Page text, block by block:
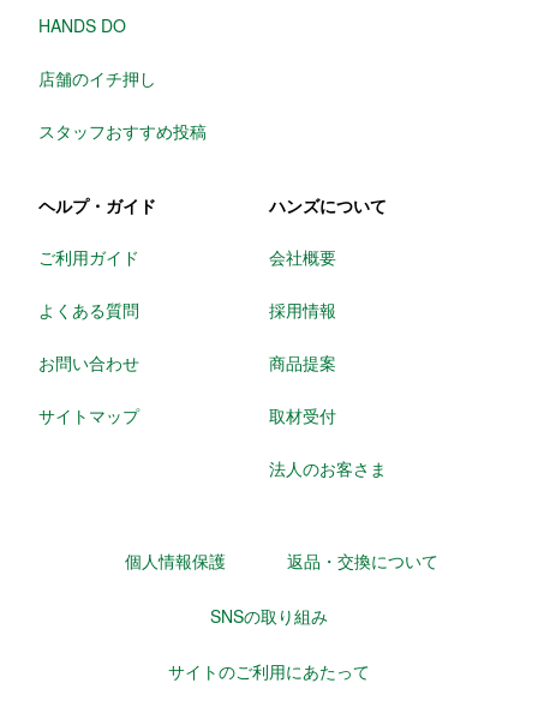
HANDS DO
店舗のイチ押し
スタッフおすすめ投稿
ヘルプ・ガイド
ご利用ガイド
よくある質問
お問い合わせ
サイトマップ
ハンズについて
会社概要
採用情報
商品提案
取材受付
法人のお客さま
個人情報保護 返品・交換について
SNSの取り組み
サイトのご利用にあたって